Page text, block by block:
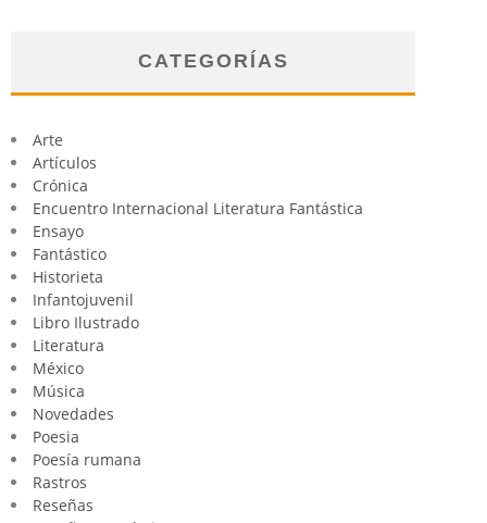
CATEGORÍAS
Arte
Artículos
Crónica
Encuentro Internacional Literatura Fantástica
Ensayo
Fantástico
Historieta
Infantojuvenil
Libro Ilustrado
Literatura
México
Música
Novedades
Poesia
Poesía rumana
Rastros
Reseñas